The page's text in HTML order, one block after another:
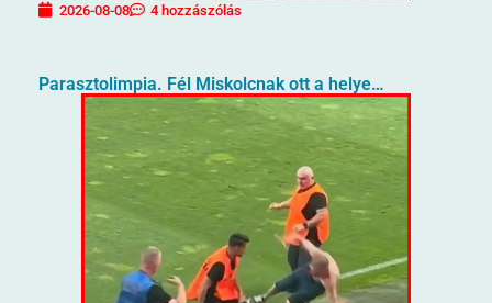
2026-08-08 4 hozzászólás
Parasztolimpia. Fél Miskolcnak ott a helye…